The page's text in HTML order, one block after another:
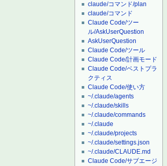
claude/コマンド/plan
claude/コマンド
Claude Code/ツー
ル/AskUserQuestion
AskUserQuestion
Claude Code/ツール
Claude Code/計画モード
Claude Code/ベストプラ
クティス
Claude Code/使い方
~/.claude/agents
~/.claude/skills
~/.claude/commands
~/.claude
~/.claude/projects
~/.claude/settings.json
~/.claude/CLAUDE.md
Claude Code/サブエージ